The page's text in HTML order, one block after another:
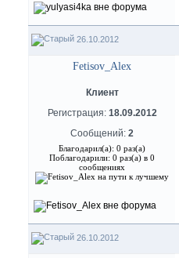
26.10.2012
Fetisov_Alex
Клиент
Регистрация: 18.09.2012
Сообщений: 2
Благодарил(а): 0 раз(а)
Поблагодарили: 0 раз(а) в 0
сообщениях
26.10.2012